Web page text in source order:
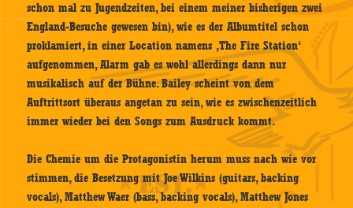
schon mal zu Jugendzeiten, bei einem meiner bisherigen zwei
England-Besuche gewesen bin), wie es der Albumtitel schon
proklamiert, in einer Location namens ‚The Fire Station‘
aufgenommen, Alarm gab es wohl allerdings dann nur
musikalisch auf der Bühne. Bailey scheint von dem
Auftrittsort überaus angetan zu sein, wie es zwischenzeitlich
immer wieder bei den Songs zum Ausdruck kommt.
Die Chemie um die Protagonistin herum muss nach wie vor
stimmen, die Besetzung mit Joe Wilkins (guitars, backing
vocals), Matthew Waer (bass, backing vocals), Matthew Jones